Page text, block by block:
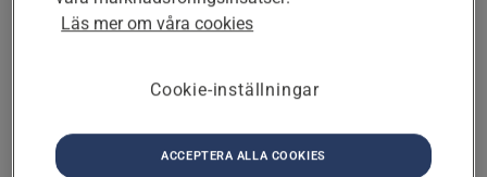
På vilken adress vill du få råd eller
Nästa
Vad heter du och hur når vi dig?
Läs mer om våra cookies
Cookie-inställningar
ACCEPTERA ALLA COOKIES